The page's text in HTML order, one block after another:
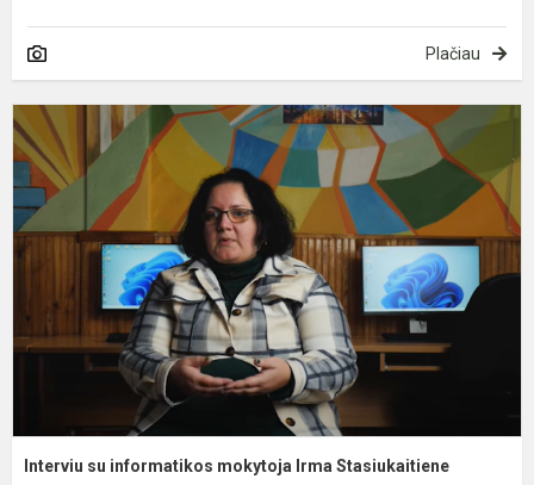
Plačiau
Interviu su informatikos mokytoja Irma Stasiukaitiene